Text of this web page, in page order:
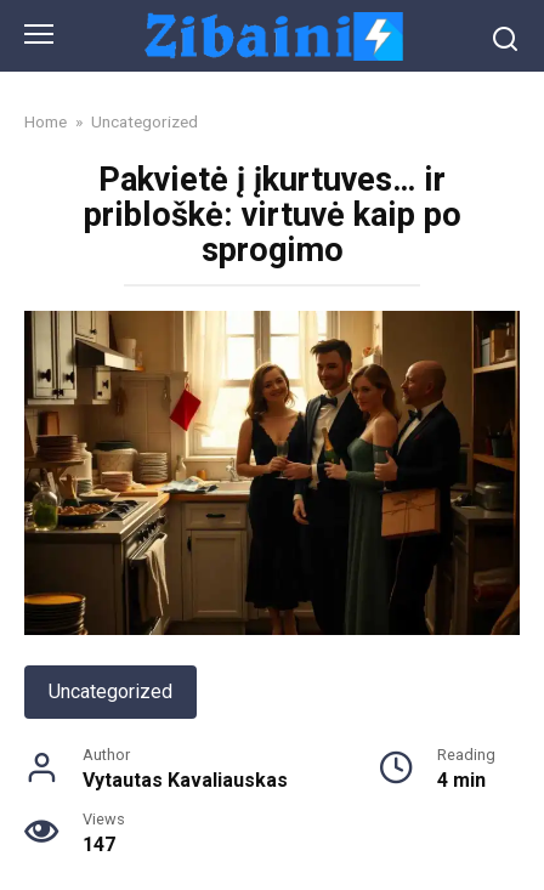
content
Home » Uncategorized
Pakvietė į įkurtuves… ir
pribloškė: virtuvė kaip po
sprogimo
Uncategorized
Author
Vytautas Kavaliauskas
Reading
4 min
Views
147